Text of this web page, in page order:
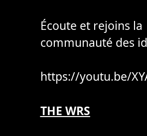
Écoute et rejoins la
communauté des
https://youtu.be/
THE WRS